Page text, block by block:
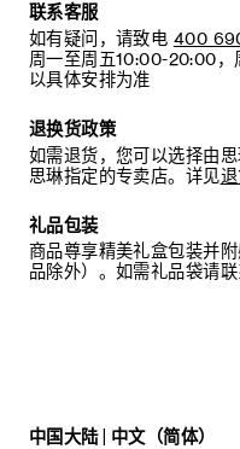
联系客服
如有疑问，请致电 400
周一至周五10:00-20:00，
以具体安排为准
退换货政策
如需退货，您可以选择由
思琳指定的专卖店。详见
礼品包装
商品尊享精美礼盒包装并
品除外）。如需礼品袋请联
中国大陆 | 中文（简体）